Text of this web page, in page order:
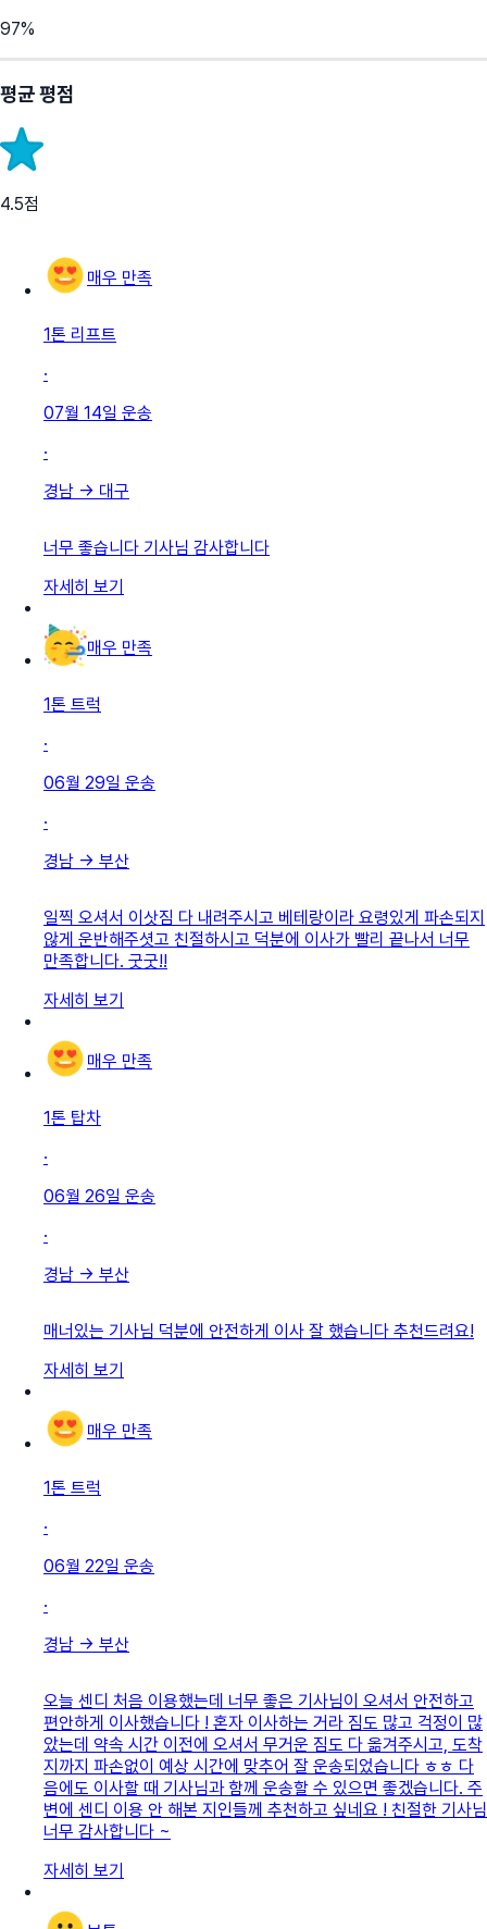
97%
평균 평점
4.5점
매우 만족
1톤 리프트
·
07월 14일 운송
·
경남 → 대구
너무 좋습니다 기사님 감사합니다
자세히 보기
매우 만족
1톤 트럭
·
06월 29일 운송
·
경남 → 부산
일찍 오셔서 이삿짐 다 내려주시고 베테랑이라 요령있게 파손되지
않게 운반해주셧고 친절하시고 덕분에 이사가 빨리 끝나서 너무
만족합니다. 굿굿!!
자세히 보기
매우 만족
1톤 탑차
·
06월 26일 운송
·
경남 → 부산
매너있는 기사님 덕분에 안전하게 이사 잘 했습니다 추천드려요!
자세히 보기
매우 만족
1톤 트럭
·
06월 22일 운송
·
경남 → 부산
오늘 센디 처음 이용했는데 너무 좋은 기사님이 오셔서 안전하고
편안하게 이사했습니다 ! 혼자 이사하는 거라 짐도 많고 걱정이 많
았는데 약속 시간 이전에 오셔서 무거운 짐도 다 옮겨주시고, 도착
지까지 파손없이 예상 시간에 맞추어 잘 운송되었습니다 ㅎㅎ 다
음에도 이사할 때 기사님과 함께 운송할 수 있으면 좋겠습니다. 주
변에 센디 이용 안 해본 지인들께 추천하고 싶네요 ! 친절한 기사님
너무 감사합니다 ~
자세히 보기